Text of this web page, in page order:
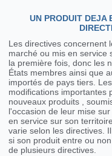
UN PRODUIT DEJA
Les directives concernent
marché ou mis en service
la première fois, donc les
États membres ainsi que
importés de pays tiers.
modifications importantes
nouveaux produits ,
l'occasion de leur mise
en service sur son
varie selon les directives.
si son produit entre ou
de plusieurs directives.